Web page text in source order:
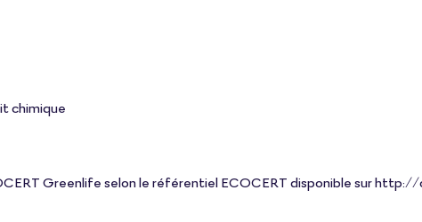
chimique
Greenlife selon le référentiel ECOCERT disponible sur